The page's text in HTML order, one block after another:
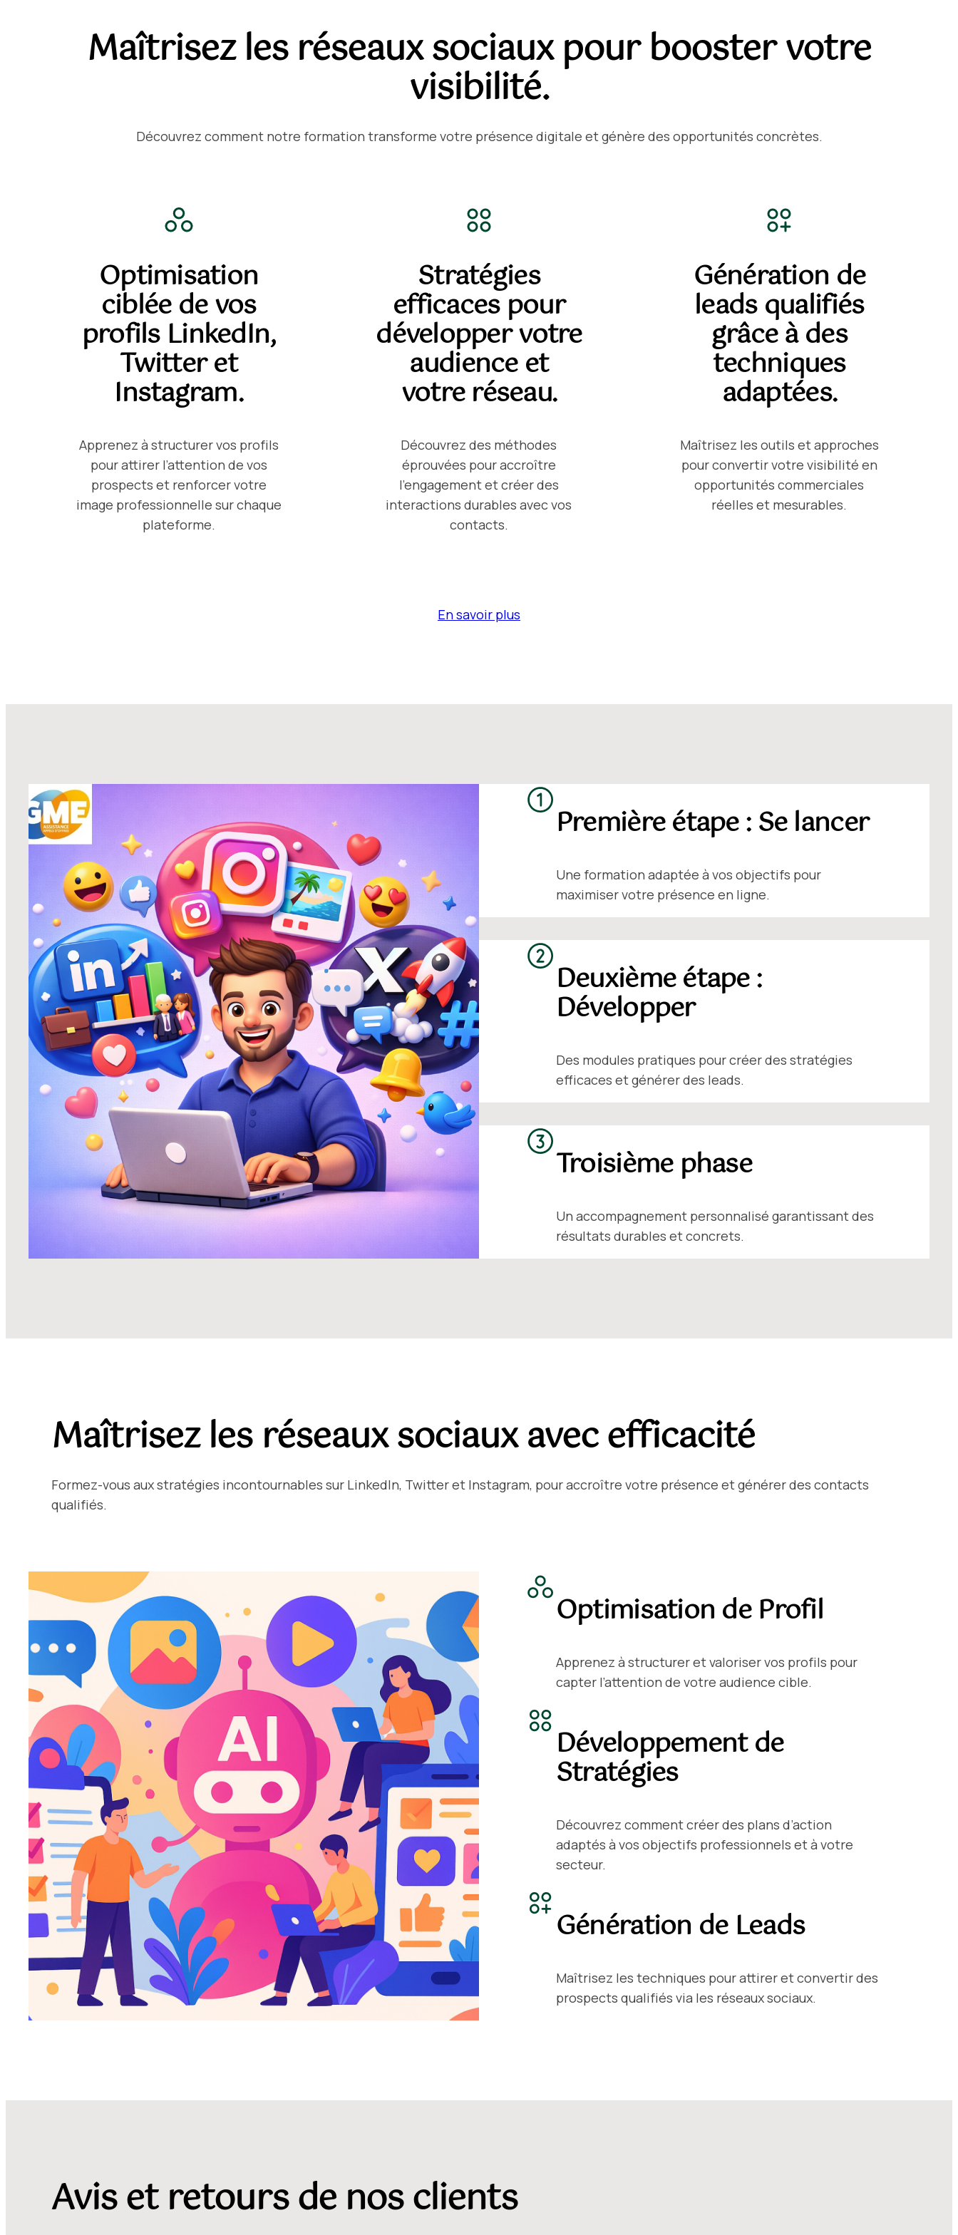
Maîtrisez les réseaux sociaux pour booster votre
visibilité.
Découvrez comment notre formation transforme votre présence digitale et génère des opportunités concrètes.
Optimisation
ciblée de vos
profils LinkedIn,
Twitter et
Instagram.
Apprenez à structurer vos profils
pour attirer l’attention de vos
prospects et renforcer votre
image professionnelle sur chaque
plateforme.
Stratégies
efficaces pour
développer votre
audience et
votre réseau.
Découvrez des méthodes
éprouvées pour accroître
l’engagement et créer des
interactions durables avec vos
contacts.
Génération de
leads qualifiés
grâce à des
techniques
adaptées.
Maîtrisez les outils et approches
pour convertir votre visibilité en
opportunités commerciales
réelles et mesurables.
En savoir plus
Première étape : Se lancer
Une formation adaptée à vos objectifs pour
maximiser votre présence en ligne.
Deuxième étape :
Développer
Des modules pratiques pour créer des stratégies
efficaces et générer des leads.
Troisième phase
Un accompagnement personnalisé garantissant des
résultats durables et concrets.
Maîtrisez les réseaux sociaux avec efficacité
Formez-vous aux stratégies incontournables sur LinkedIn, Twitter et Instagram, pour accroître votre présence et générer des contacts
qualifiés.
Optimisation de Profil
Apprenez à structurer et valoriser vos profils pour
capter l’attention de votre audience cible.
Développement de
Stratégies
Découvrez comment créer des plans d’action
adaptés à vos objectifs professionnels et à votre
secteur.
Génération de Leads
Maîtrisez les techniques pour attirer et convertir des
prospects qualifiés via les réseaux sociaux.
Avis et retours de nos clients